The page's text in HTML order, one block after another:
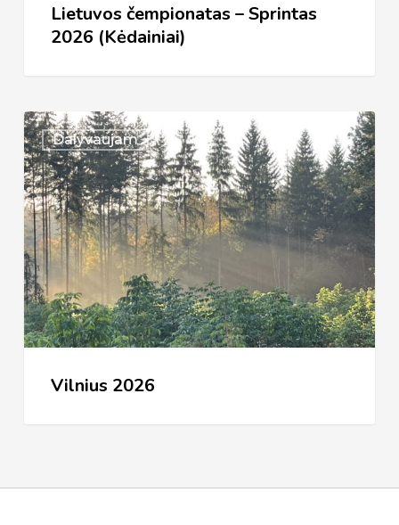
Lietuvos čempionatas – Sprintas
2026 (Kėdainiai)
Dalyvaujam
Vilnius
2026
Vilnius 2026